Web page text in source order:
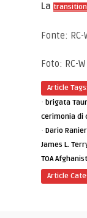
Latransition
Fonte: RC-
Foto: RC-W
Article Tags:
·brigata
cerimonia di
·Dario
James L.
TOA
Article